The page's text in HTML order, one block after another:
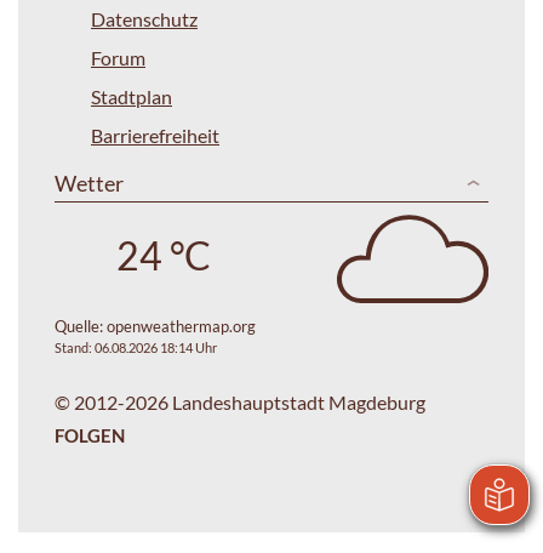
Datenschutz
Forum
Stadtplan
Barrierefreiheit
Wetter
24 °C
Quelle:openweathermap.org
Stand: 06.08.2026 18:14 Uhr
© 2012-2026 Landeshauptstadt Magdeburg
FOLGEN